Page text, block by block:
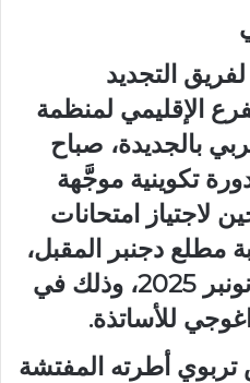
التجديد
الإقليمي لمنظمة
بالجديدة، صباح
23 نونبر 2025، دورة تكوينية موجَّهة
لاجتياز امتحانات
مطلع دجنبر المقبل،
ستنستمر إلى يوم 27 نونبر 2025، وذلك في
للأساتذة.
أطرته المفتشة